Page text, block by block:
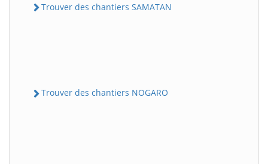
Trouver des chantiers SAMATAN
Trouver des chantiers NOGARO